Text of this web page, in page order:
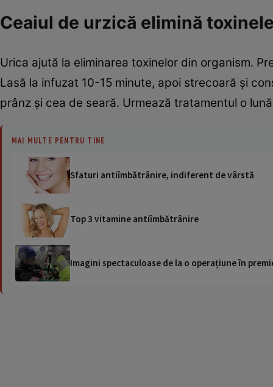
Ceaiul de urzică elimină
Urica ajută la eliminarea toxinelor din organism.
Lasă la infuzat 10-15 minute, apoi strecoară şi
prânz şi cea de seară. Urmează tratamentul o
MAI MULTE PENTRU TINE
Sfaturi antiîmbătrânire, indiferent de vârstă
Top 3 vitamine antiîmbătrânire
Imagini spectaculoase de la o operațiune în